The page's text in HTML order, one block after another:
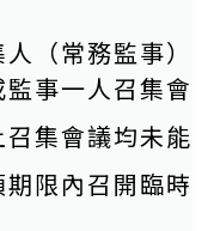
（常務監事）
事一人召集會
集會議均未能
限內召開臨時